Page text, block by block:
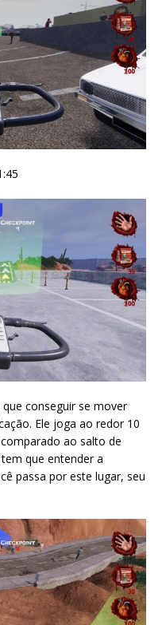
conseguir se mover
Ele joga ao redor 10
ao salto de
que entender a
passa por este lugar, seu